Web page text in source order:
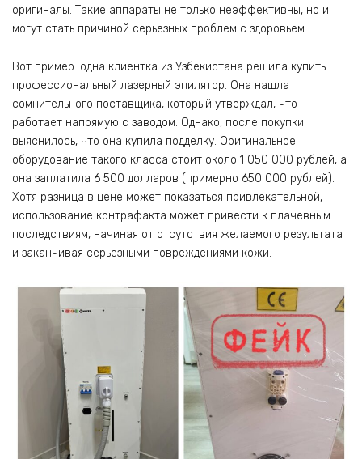
оригиналы. Такие аппараты не только неэффективны, но и
могут стать причиной серьезных проблем с здоровьем.
Вот пример: одна клиентка из Узбекистана решила купить
профессиональный лазерный эпилятор. Она нашла
сомнительного поставщика, который утверждал, что
работает напрямую с заводом. Однако, после покупки
выяснилось, что она купила подделку. Оригинальное
оборудование такого класса стоит около 1 050 000 рублей, а
она заплатила 6 500 долларов (примерно 650 000 рублей).
Хотя разница в цене может показаться привлекательной,
использование контрафакта может привести к плачевным
последствиям, начиная от отсутствия желаемого результата
и заканчивая серьезными повреждениями кожи.